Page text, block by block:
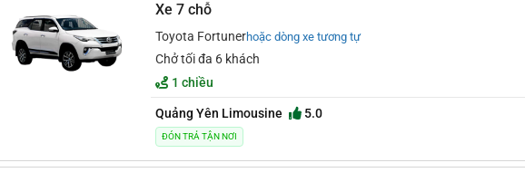
Xe 7 chỗ
Toyota Fortunerhoặc dòng xe tương tự
Chở tối đa 6 khách
1 chiều
Quảng Yên Limousine 5.0
ĐÓN TRẢ TẬN NƠI